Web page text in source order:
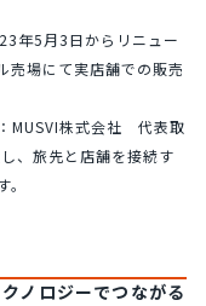
年5月3日からリニュー
売場にて実店舗での販売
MUSVI株式会社　代表取
、旅先と店舗を接続す
ノロジーでつながる